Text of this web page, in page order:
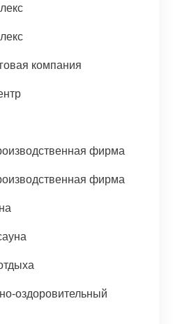
компания
фирма
фирма
оздоровительный